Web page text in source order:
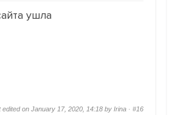
ушла
edited on January 17, 2020, 14:18 by Irina · #16